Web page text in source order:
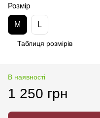
Розмір
M L
Таблиця розмірів
В наявності
1 250 грн